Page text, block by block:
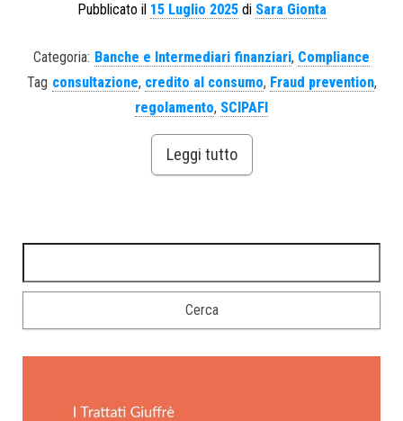
Pubblicato il 15 Luglio 2025di Sara Gionta
Categoria: Banche e Intermediari finanziari, Compliance
Tag consultazione, credito al consumo, Fraud prevention,
regolamento, SCIPAFI
Leggi tutto